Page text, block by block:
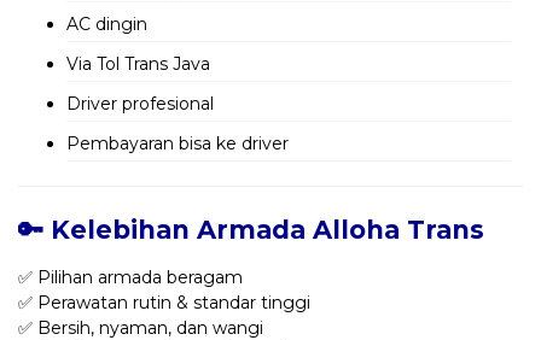
AC dingin
Via Tol Trans Java
Driver profesional
Pembayaran bisa ke driver
🔑 Kelebihan Armada Alloha Trans
✅ Pilihan armada beragam
✅ Perawatan rutin & standar tinggi
✅ Bersih, nyaman, dan wangi